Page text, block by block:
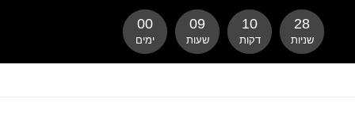
00
ימים
09
שעות
10
דקות
27
שניות